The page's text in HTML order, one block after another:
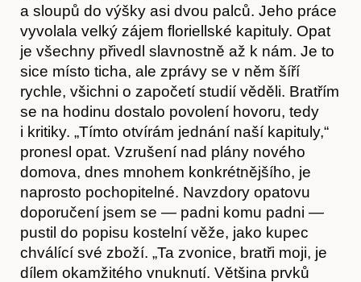
a sloupů do výšky asi dvou palců. Jeho práce
vyvolala velký zájem floriellské kapituly. Opat
je všechny přivedl slavnostně až k nám. Je to
sice místo ticha, ale zprávy se v něm šíří
rychle, všichni o započetí studií věděli. Bratřím
se na hodinu dostalo povolení hovoru, tedy
i kritiky. „Tímto otvírám jednání naší kapituly,“
pronesl opat. Vzrušení nad plány nového
domova, dnes mnohem konkrétnějšího, je
naprosto pochopitelné. Navzdory opatovu
doporučení jsem se — padni komu padni —
pustil do popisu kostelní věže, jako kupec
chválící své zboží. „Ta zvonice, bratři moji, je
dílem okamžitého vnuknutí. Většina prvků